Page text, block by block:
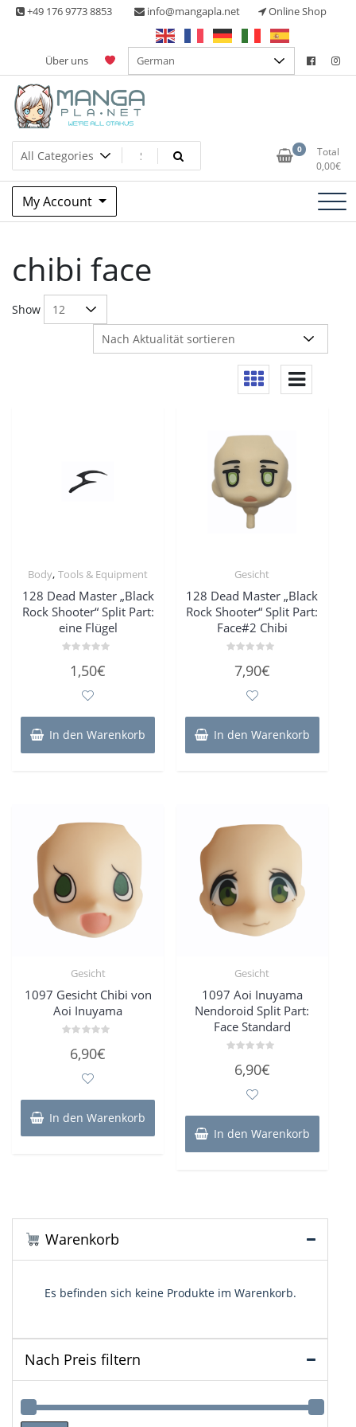
Skip +49 176 9773 8853 info@mangapla.net Online Shop
Über uns
Manga Planet
Split Part Online Shop 0
Total
0,00€
My Account
chibi face
Show
Body,Tools & Equipment
128 Dead Master „Black
Rock Shooter“ Split Part:
eine Flügel
mit1,50€
In den Warenkorb
Gesicht
128 Dead Master „Black
Rock Shooter“ Split Part:
Face#2 Chibi
mit
7,90€
In den Warenkorb
Gesicht
1097 Gesicht Chibi von
Aoi Inuyama
mit6,90€
In den Warenkorb
Gesicht
1097 Aoi Inuyama
Nendoroid Split Part:
Face Standard
mit6,90€
In den Warenkorb
Warenkorb
Es befinden sich keine Produkte im Warenkorb.
Nach Preis filtern